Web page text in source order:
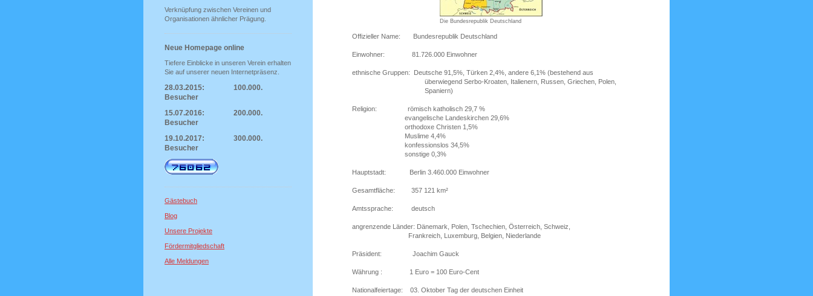
Verknüpfung zwischen Vereinen und
Organisationen ähnlicher Prägung.
Neue Homepage online
Tiefere Einblicke in unseren Verein erhalten
Sie auf unserer neuen Internetpräsenz.
28.03.2015: 100.000.
Besucher
15.07.2016: 200.000.
Besucher
19.10.2017: 300.000.
Besucher
Gästebuch
Blog
Unsere Projekte
Fördermitgliedschaft
Alle Meldungen
Die Bundesrepublik Deutschland
Offizieller Name: Bundesrepublik Deutschland
Einwohner: 81.726.000 Einwohner
ethnische Gruppen: Deutsche 91,5%, Türken 2,4%, andere 6,1% (bestehend aus
überwiegend Serbo-Kroaten, Italienern, Russen, Griechen, Polen,
Spaniern)
Religion: römisch katholisch 29,7 %
evangelische Landeskirchen 29,6%
orthodoxe Christen 1,5%
Muslime 4,4%
konfessionslos 34,5%
sonstige 0,3%
Hauptstadt: Berlin 3.460.000 Einwohner
Gesamtfläche: 357 121 km²
Amtssprache: deutsch
angrenzende Länder: Dänemark, Polen, Tschechien, Österreich, Schweiz,
Frankreich, Luxemburg, Belgien, Niederlande
Präsident: Joachim Gauck
Währung : 1 Euro = 100 Euro-Cent
Nationalfeiertage: 03. Oktober Tag der deutschen Einheit